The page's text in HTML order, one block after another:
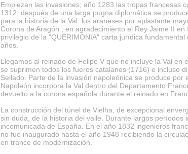
Empiezan las invasiones; año 1283 las tropas francesas
1312; después de una larga pugna diplomática se
para la historia de la Val: los araneses por aplastante
Corona de Aragón ; en agradecimiento el Rey Jaime II
privilegio de la "QUERIMONIA" carta jurídica
años.
Llegamos al reinado de Felipe V que no incluye la Val en
se suprimen todos los fueros catalanes (1716) e incluso
Sellado. Parte de la invasión napoleónica se produce por
Napoleón incorpora la Val dentro del Departamento
devuelto a la corona española durante el reinado en
La construcción del túnel de Vielha, de excepcional
sin duda, de la historia del valle. Durante largos períodos
incomunicada de España. En el año 1832 ingenieros
no fue inaugurado hasta el año 1948 recibiendo la
en trance de modernización.